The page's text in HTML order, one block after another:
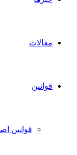
مقالات
قوانین
قوانین